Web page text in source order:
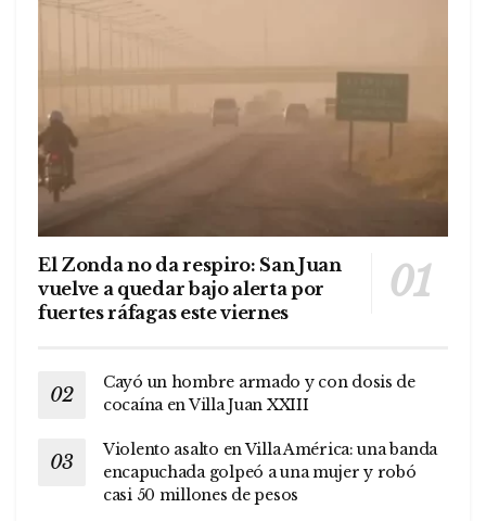
El Zonda no da respiro: San Juan
vuelve a quedar bajo alerta por
fuertes ráfagas este viernes
Cayó un hombre armado y con dosis de
cocaína en Villa Juan XXIII
Violento asalto en Villa América: una banda
encapuchada golpeó a una mujer y robó
casi 50 millones de pesos